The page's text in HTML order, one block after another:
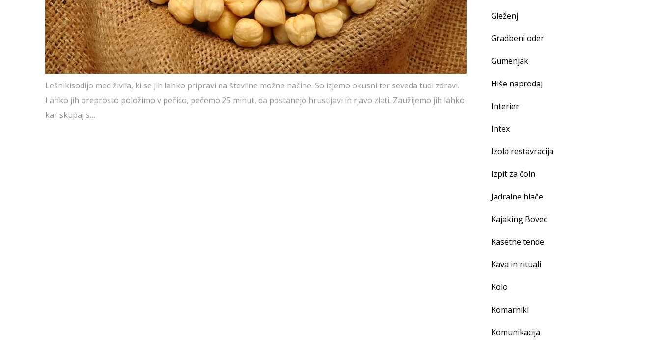
Lešnikisodijo med živila, ki se jih lahko pripravi na številne možne načine. So izjemo okusni ter seveda tudi zdravi.
Lahko jih preprosto položimo v pečico, pečemo 25 minut, da postanejo hrustljavi in rjavo zlati. Zaužijemo jih lahko
kar skupaj s…
Gleženj
Gradbeni oder
Gumenjak
Hiše naprodaj
Interier
Intex
Izola restavracija
Izpit za čoln
Jadralne hlače
Kajaking Bovec
Kasetne tende
Kava in rituali
Kolo
Komarniki
Komunikacija